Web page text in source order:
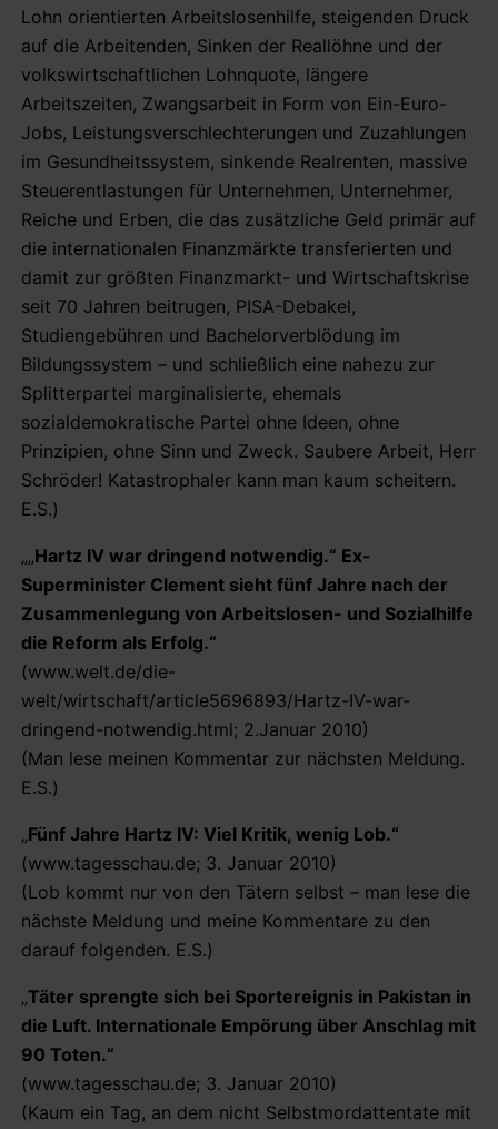
Lohn orientierten Arbeitslosenhilfe, steigenden Druck
auf die Arbeitenden, Sinken der Reallöhne und der
volkswirtschaftlichen Lohnquote, längere
Arbeitszeiten, Zwangsarbeit in Form von Ein-Euro-
Jobs, Leistungsverschlechterungen und Zuzahlungen
im Gesundheitssystem, sinkende Realrenten, massive
Steuerentlastungen für Unternehmen, Unternehmer,
Reiche und Erben, die das zusätzliche Geld primär auf
die internationalen Finanzmärkte transferierten und
damit zur größten Finanzmarkt- und Wirtschaftskrise
seit 70 Jahren beitrugen, PISA-Debakel,
Studiengebühren und Bachelorverblödung im
Bildungssystem – und schließlich eine nahezu zur
Splitterpartei marginalisierte, ehemals
sozialdemokratische Partei ohne Ideen, ohne
Prinzipien, ohne Sinn und Zweck. Saubere Arbeit, Herr
Schröder! Katastrophaler kann man kaum scheitern.
E.S.)
„„Hartz IV war dringend notwendig.“ Ex-
Superminister Clement sieht fünf Jahre nach der
Zusammenlegung von Arbeitslosen- und Sozialhilfe
die Reform als Erfolg.“
(www.welt.de/die-
welt/wirtschaft/article5696893/Hartz-IV-war-
dringend-notwendig.html; 2.Januar 2010)
(Man lese meinen Kommentar zur nächsten Meldung.
E.S.)
„Fünf Jahre Hartz IV: Viel Kritik, wenig Lob.“
(www.tagesschau.de; 3. Januar 2010)
(Lob kommt nur von den Tätern selbst – man lese die
nächste Meldung und meine Kommentare zu den
darauf folgenden. E.S.)
„Täter sprengte sich bei Sportereignis in Pakistan in
die Luft. Internationale Empörung über Anschlag mit
90 Toten.“
(www.tagesschau.de; 3. Januar 2010)
(Kaum ein Tag, an dem nicht Selbstmordattentate mit